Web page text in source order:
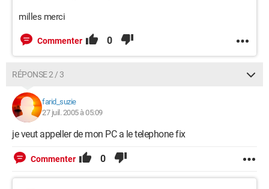
milles merci
Commenter 0
RÉPONSE 2 / 3
farid_suzie
27 juil. 2005 à 05:09
je veut appeller de mon PC a le telephone fix
Commenter 0